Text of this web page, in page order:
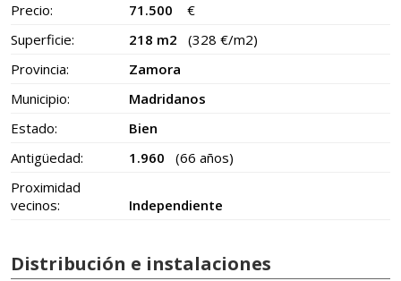
Precio:
71.500
€
Superficie:
218 m2
(328 €/m2)
Provincia:
Zamora
Municipio:
Madridanos
Estado:
Bien
Antigüedad:
1.960
(66 años)
Proximidad
vecinos:
Independiente
Distribución e instalaciones